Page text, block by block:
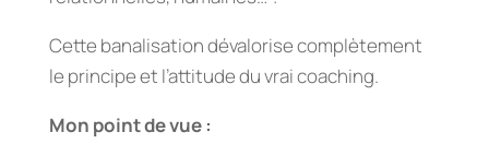
Cette banalisation dévalorise complètement
le principe et l’attitude du vrai coaching.
Mon point de vue :